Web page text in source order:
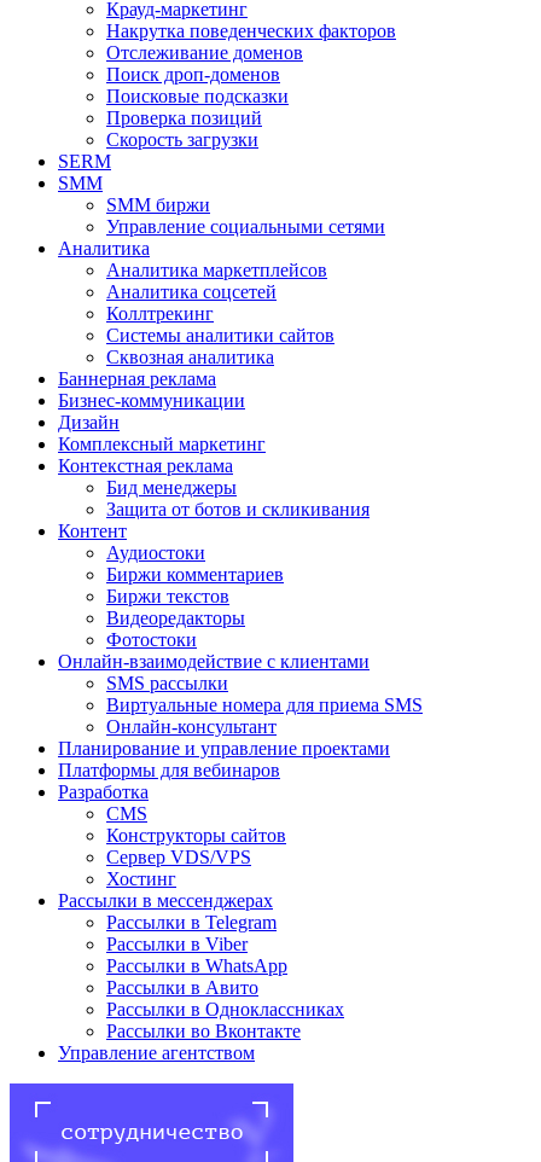
Крауд-маркетинг
Накрутка поведенческих факторов
Отслеживание доменов
Поиск дроп-доменов
Поисковые подсказки
Проверка позиций
Скорость загрузки
SERM
SMM
SMM биржи
Управление социальными сетями
Аналитика
Аналитика маркетплейсов
Аналитика соцсетей
Коллтрекинг
Системы аналитики сайтов
Сквозная аналитика
Баннерная реклама
Бизнес-коммуникации
Дизайн
Комплексный маркетинг
Контекстная реклама
Бид менеджеры
Защита от ботов и скликивания
Контент
Аудиостоки
Биржи комментариев
Биржи текстов
Видеоредакторы
Фотостоки
Онлайн-взаимодействие с клиентами
SMS рассылки
Виртуальные номера для приема SMS
Онлайн-консультант
Планирование и управление проектами
Платформы для вебинаров
Разработка
CMS
Конструкторы сайтов
Сервер VDS/VPS
Хостинг
Рассылки в мессенджерах
Рассылки в Telegram
Рассылки в Viber
Рассылки в WhatsApp
Рассылки в Авито
Рассылки в Одноклассниках
Рассылки во Вконтакте
Управление агентством